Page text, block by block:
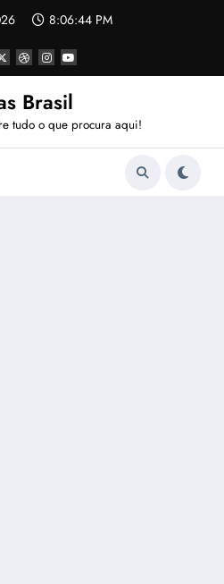
8:06:45 PM
Brasil
tudo o que procura aqui!